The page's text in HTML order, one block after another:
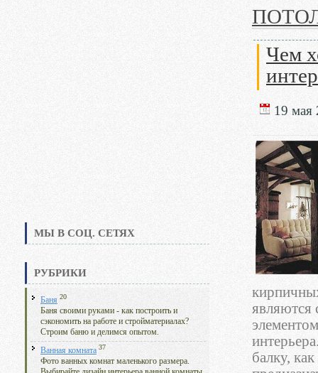
МЫ В СОЦ. СЕТЯХ
РУБРИКИ
Баня 20
Баня своими руками - как построить и
сэкономить на работе и стройматериалах?
Строим баню и делимся опытом.
Ванная комната 37
Фото ванных комнат маленького размера.
Чем
19 мая
являются
балку,